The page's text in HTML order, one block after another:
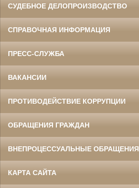
СУДЕБНОЕ ДЕЛОПРОИЗВОДСТВО
СПРАВОЧНАЯ ИНФОРМАЦИЯ
ПРЕСС-СЛУЖБА
ВАКАНСИИ
ПРОТИВОДЕЙСТВИЕ КОРРУПЦИИ
ОБРАЩЕНИЯ ГРАЖДАН
ВНЕПРОЦЕССУАЛЬНЫЕ ОБРАЩЕНИЯ
КАРТА САЙТА